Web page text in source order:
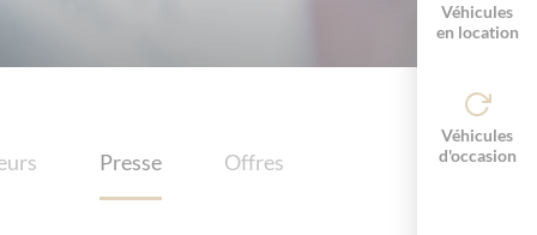
Véhicules
en location
Véhicules
d'occasion
Presse Offres